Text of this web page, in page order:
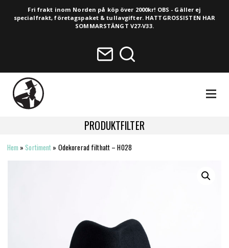
Fri frakt inom Norden på köp över 2000kr! OBS - Gäller ej
specialfrakt, företagspaket & tullavgifter. HATTGROSSISTEN HAR
SOMMARSTÄNGT V27-V33.
PRODUKTFILTER
HELA SORTIMENTET
LIMITERADE
Hem »Sortiment » Odekorerad filthatt – H028